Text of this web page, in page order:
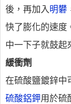
後，再加入明礬
快了膨化的速度
中一下子就鼓起
緩衝劑
在硫酸鹽鍍鋅中
硫酸鋁鉀用於硫